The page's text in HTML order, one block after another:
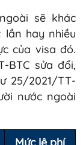
sẽ khác
hay nhiều
của visa đó.
BTC sửa đổi,
25/2021/TT-
nước ngoài
Mức lệ phí